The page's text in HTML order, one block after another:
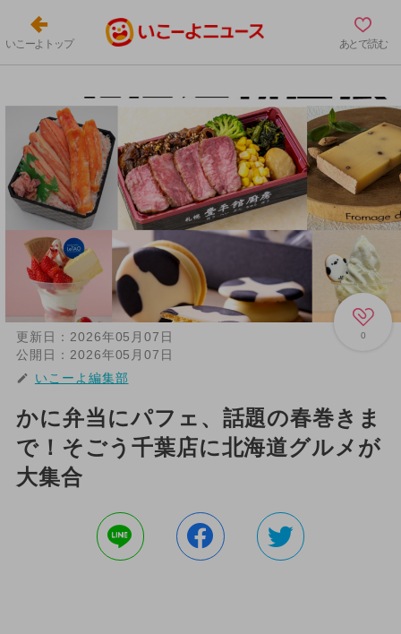
いこーよトップ あとで読む
0
更新日： 2026年05月07日
公開日： 2026年05月07日
いこーよ編集部
かに弁当にパフェ、話題の春巻きま
で！そごう千葉店に北海道グルメが
大集合